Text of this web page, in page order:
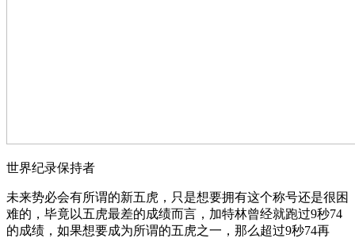
世界纪录保持者
未来势必会有所谓的新五虎，只是想要拥有这个称号还是很困
难的，毕竟以五虎最差的成绩而言，加特林曾经就跑过9秒74
的成绩，如果想要成为所谓的五虎之一，那么超过9秒74再